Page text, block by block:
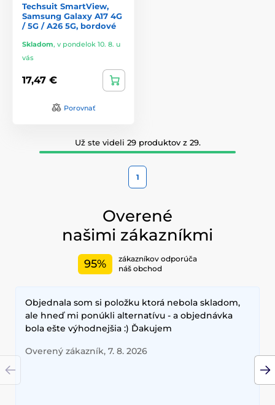
Techsuit SmartView,
Samsung Galaxy A17 4G
/ 5G / A26 5G, bordové
Skladom, v pondelok 10. 8. u
vás
17,47 €
Porovnať
Už ste videli 29 produktov z 29.
1
Overené
našimi zákazníkmi
95%
zákazníkov odporúča
náš obchod
Objednala som si položku ktorá nebola skladom,
ale hneď mi ponúkli alternatívu - a objednávka
bola ešte výhodnejšia :) Ďakujem
Overený zákazník, 7. 8. 2026